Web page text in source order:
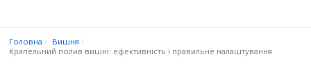
Головна
Вишня
Крапельний полив вишні: ефективність і правильне налаштування